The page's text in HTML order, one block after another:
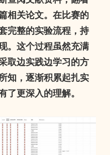
相关论文。在比赛的
完整的实验流程，持
。这个过程虽然充满
取边实践边学习的方
知，逐渐积累起扎实
了更深入的理解。